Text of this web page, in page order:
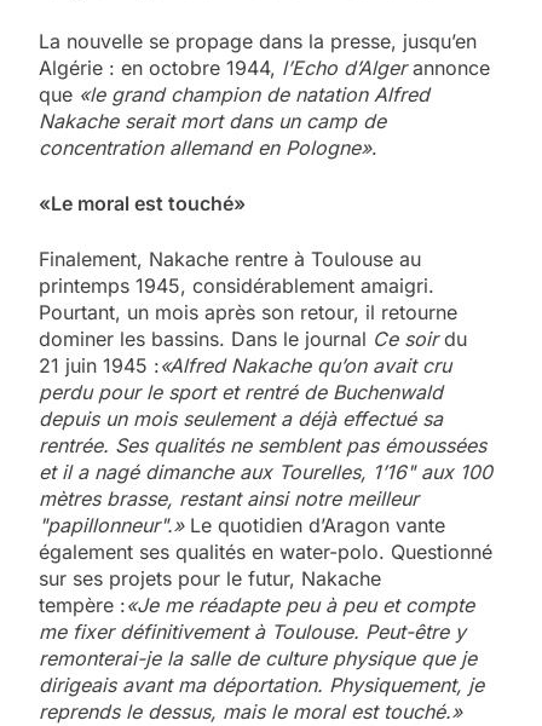
La nouvelle se propage dans la presse, jusqu’en
Algérie : en octobre 1944, l’Echo d’Algerannonce
que «le grand champion de natation Alfred
Nakache serait mort dans un camp de
concentration allemand en Pologne».
«Le moral est touché»
Finalement, Nakache rentre à Toulouse au
printemps 1945, considérablement amaigri.
Pourtant, un mois après son retour, il retourne
dominer les bassins. Dans le journal Ce soirdu
21 juin 1945 :«Alfred Nakache qu’on avait cru
perdu pour le sport et rentré de Buchenwald
depuis un mois seulement a déjà effectué sa
rentrée. Ses qualités ne semblent pas émoussées
et il a nagé dimanche aux Tourelles, 1’16" aux 100
mètres brasse, restant ainsi notre meilleur
"papillonneur".»Le quotidien d’Aragon vante
également ses qualités en water-polo. Questionné
sur ses projets pour le futur, Nakache
tempère :«Je me réadapte peu à peu et compte
me fixer définitivement à Toulouse. Peut-être y
remonterai-je la salle de culture physique que je
dirigeais avant ma déportation. Physiquement, je
reprends le dessus, mais le moral est touché.»